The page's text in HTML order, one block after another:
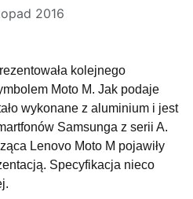
2016
kolejnego
Moto M. Jak podaje
wykonane z aluminium i jest
Samsunga z serii A.
Lenovo Moto M pojawiły
Specyfikacja nieco